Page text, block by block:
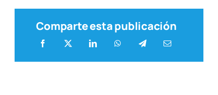
Comparte esta publicación